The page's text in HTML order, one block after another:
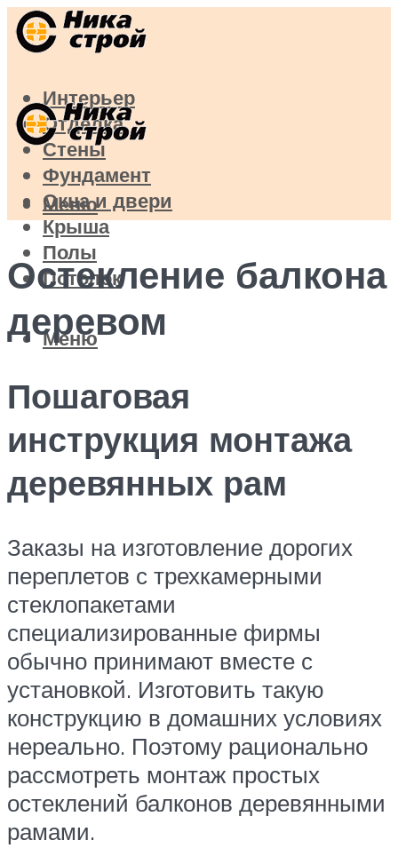
Интерьер
Отделка
Стены
Фундамент
Окна и двери
Крыша
Полы
Потолок
Меню
Меню
Остекление балкона
деревом
Пошаговая
инструкция монтажа
деревянных рам
Заказы на изготовление дорогих
переплетов с трехкамерными
стеклопакетами
специализированные фирмы
обычно принимают вместе с
установкой. Изготовить такую
конструкцию в домашних условиях
нереально. Поэтому рационально
рассмотреть монтаж простых
остеклений балконов деревянными
рамами.